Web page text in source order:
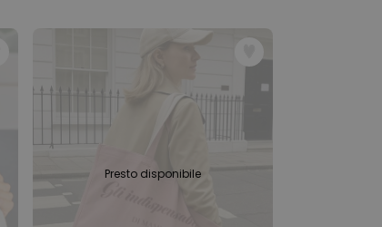
Presto disponibile